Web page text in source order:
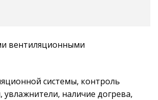
вентиляционными
системы, контроль
наличие догрева,